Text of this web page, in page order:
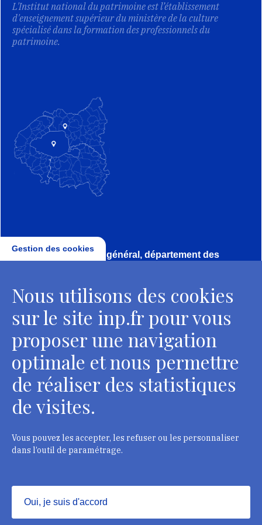
L'Institut national du patrimoine est l’établissement
d'enseignement supérieur du ministère de la culture
spécialisé dans la formation des professionnels du
patrimoine.
Direction, secrétariat général, département des
2 rue Vivienne - 75002 Paris
Tél. : + 33 1 44 41 16 41
Contacts
Département des restaurateurs
124 rue Henri Barbusse - 93300 Aubervilliers
Contacts
Gestion des cookies
Nous utilisons des cookies
sur le site inp.fr pour vous
proposer une navigation
optimale et nous permettre
de réaliser des statistiques
de visites.
Vous pouvez les accepter, les refuser ou les personnaliser
dans l’outil de paramétrage.
Oui, je suis d'accord
Masquer